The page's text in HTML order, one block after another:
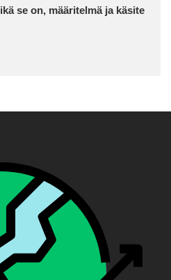
se on, määritelmä ja käsite